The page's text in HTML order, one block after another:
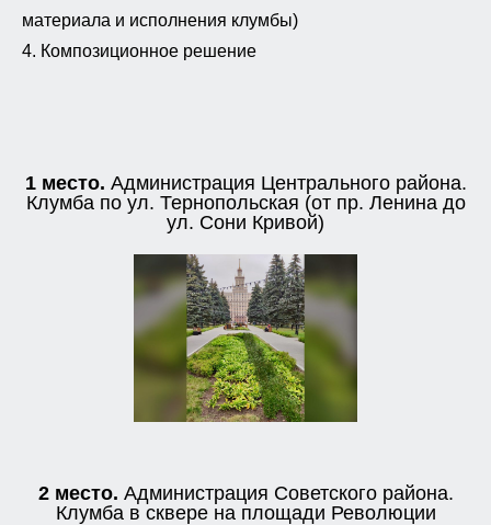
материала и исполнения клумбы)
4. Композиционное решение
1 место. Администрация Центрального района.
Клумба по ул. Тернопольская (от пр. Ленина до
ул. Сони Кривой)
2 место. Администрация Советского района.
Клумба в сквере на площади Революции